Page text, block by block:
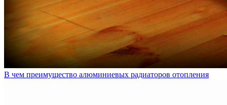
В чем преимущество алюминиевых радиаторов отопления